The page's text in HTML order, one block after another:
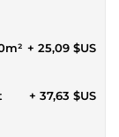
+ 25,09 $US
+ 37,63 $US